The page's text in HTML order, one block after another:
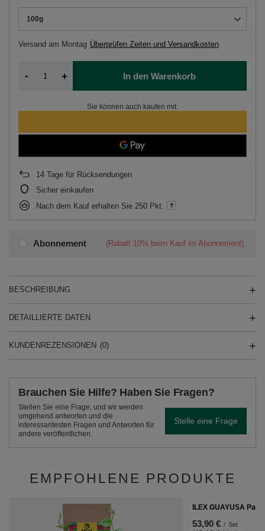
Abonnement (Rabatt 10% beim Kauf im Abonnement)
100g
Versand am Montag Überprüfen Zeiten und Versandkosten
- + In den Warenkorb
Sie können auch kaufen mit:
14 Tage für Rücksendungen
Sicher einkaufen
Nach dem Kauf erhalten Sie 250 Pkt.
BESCHREIBUNG
DETAILLIERTE DATEN
KUNDENREZENSIONEN (0)
Brauchen Sie Hilfe? Haben Sie Fragen?
Stellen Sie eine Frage, und wir werden
umgehend antworten und die
interessantesten Fragen und Antworten für
andere veröffentlichen.
Stelle eine Frage
EMPFOHLENE PRODUKTE
ILEX GUAYUSA
53,90 € / Set